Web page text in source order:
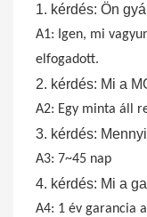
1. kérdés: Ön
A1: Igen, mi
elfogadott.
2. kérdés: Mi a
A2: Egy minta áll
3. kérdés:
A3: 7~45 nap
4. kérdés: Mi a
A4: 1 év garancia